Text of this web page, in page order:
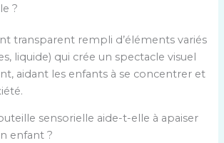
?
transparent rempli d’éléments variés
liquide) qui crée un spectacle visuel
aidant les enfants à se concentrer et
sensorielle aide-t-elle à apaiser
enfant ?